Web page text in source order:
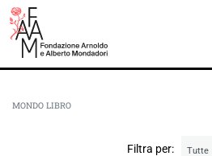
MONDO LIBRO
Filtra per: